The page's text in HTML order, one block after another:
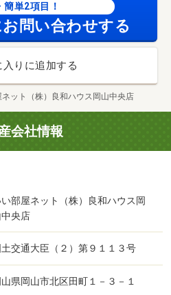
簡単2項目！
問い合わせする
入りに追加する
ネット（株）良和ハウス岡山中央店
会社情報
い部屋ネット（株）良和ハウス岡
中央店
土交通大臣（２）第９１１３号
山県岡山市北区田町１－３－１